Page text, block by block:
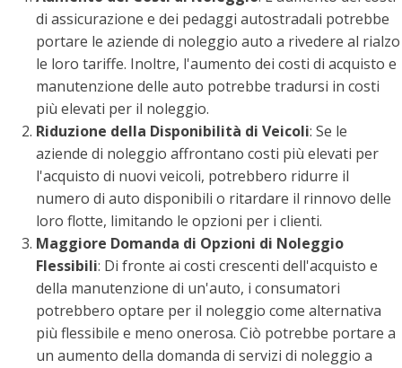
di assicurazione e dei pedaggi autostradali potrebbe
portare le aziende di noleggio auto a rivedere al rialzo
le loro tariffe. Inoltre, l'aumento dei costi di acquisto e
manutenzione delle auto potrebbe tradursi in costi
più elevati per il noleggio.
Riduzione della Disponibilità di Veicoli: Se le
aziende di noleggio affrontano costi più elevati per
l'acquisto di nuovi veicoli, potrebbero ridurre il
numero di auto disponibili o ritardare il rinnovo delle
loro flotte, limitando le opzioni per i clienti.
Maggiore Domanda di Opzioni di Noleggio
Flessibili: Di fronte ai costi crescenti dell'acquisto e
della manutenzione di un'auto, i consumatori
potrebbero optare per il noleggio come alternativa
più flessibile e meno onerosa. Ciò potrebbe portare a
un aumento della domanda di servizi di noleggio a